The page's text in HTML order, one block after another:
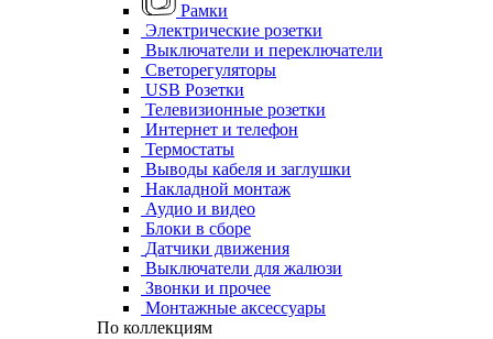
Рамки
Электрические розетки
Выключатели и переключатели
Светорегуляторы
USB Розетки
Телевизионные розетки
Интернет и телефон
Термостаты
Выводы кабеля и заглушки
Накладной монтаж
Аудио и видео
Блоки в сборе
Датчики движения
Выключатели для жалюзи
Звонки и прочее
Монтажные аксессуары
По коллекциям